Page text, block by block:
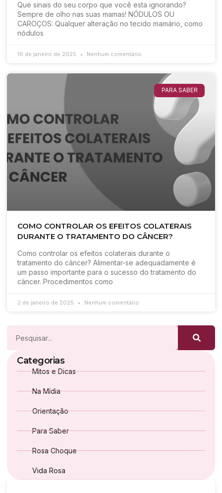
Que sinais do seu corpo que você esta ignorando?
Sempre de olho nas suas mamas! NÓDULOS OU
CAROÇOS: Qualquer alteração no tecido mamário, como
nódulos
16 de janeiro de 2025 Nenhum comentário
PARA SABER
COMO CONTROLAR OS EFEITOS COLATERAIS
DURANTE O TRATAMENTO DO CÂNCER?
Como controlar os efeitos colaterais durante o
tratamento do câncer? Alimentar-se adequadamente é
um passo importante para o sucesso do tratamento do
câncer. Procedimentos como
2 de janeiro de 2025 Nenhum comentário
Categorias
Mitos e Dicas
Na Mídia
Orientação
Para Saber
Rosa Choque
Vida Rosa